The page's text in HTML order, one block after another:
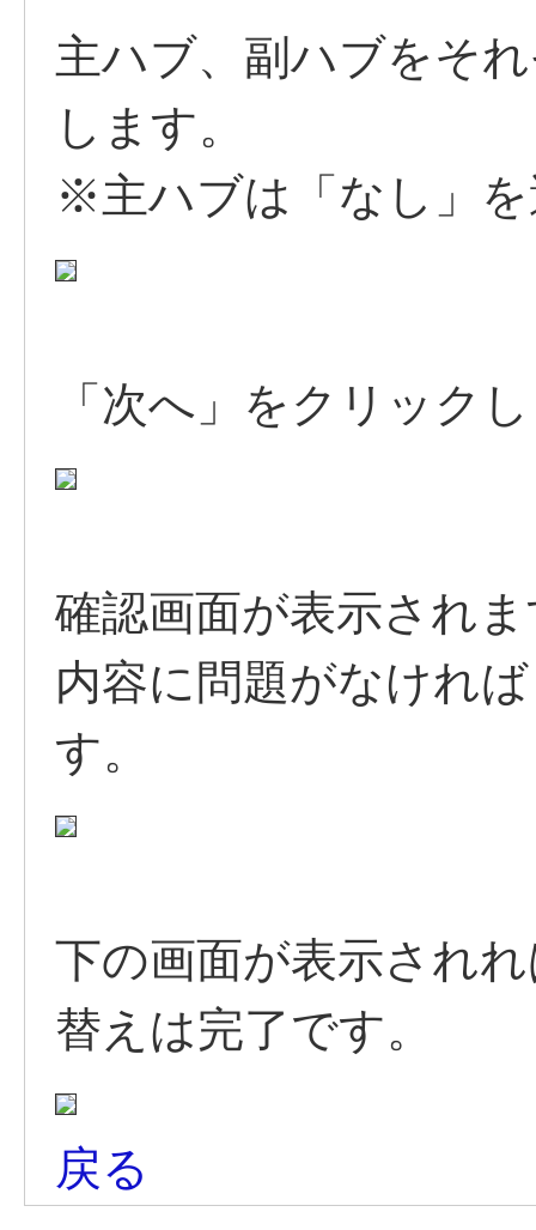
主ハブ、副ハブをそ
します。
※主ハブは「なし」
「次へ」をクリック
確認画面が表示され
内容に問題がなけれ
す。
下の画面が表示され
替えは完了です。
戻る